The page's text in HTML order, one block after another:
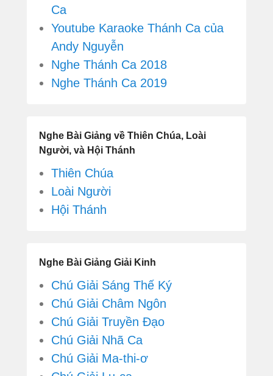
Ca
Youtube Karaoke Thánh Ca của
Andy Nguyễn
Nghe Thánh Ca 2018
Nghe Thánh Ca 2019
Nghe Bài Giảng về Thiên Chúa, Loài
Người, và Hội Thánh
Thiên Chúa
Loài Người
Hội Thánh
Nghe Bài Giảng Giải Kinh
Chú Giải Sáng Thế Ký
Chú Giải Châm Ngôn
Chú Giải Truyền Đạo
Chú Giải Nhã Ca
Chú Giải Ma-thi-ơ